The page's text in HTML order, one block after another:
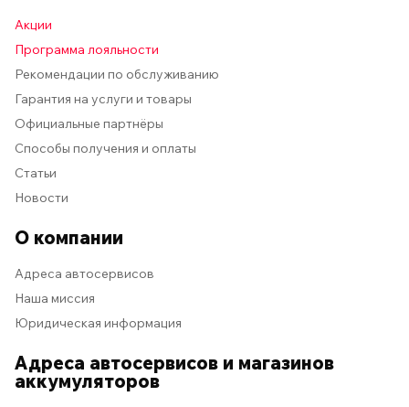
Акции
Программа лояльности
Рекомендации по обслуживанию
Гарантия на услуги и товары
Официальные партнёры
Способы получения и оплаты
Статьи
Новости
О компании
Адреса автосервисов
Наша миссия
Юридическая информация
Адреса автосервисов и магазинов
аккумуляторов